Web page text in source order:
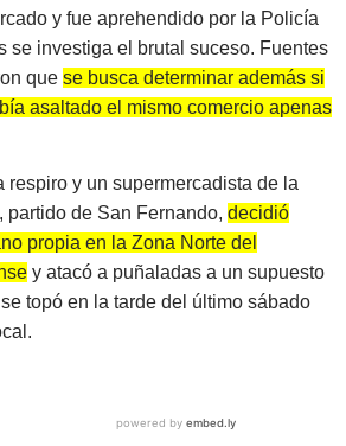
y fue aprehendido por la Policía
se investiga el brutal suceso. Fuentes
que se busca determinar además si
asaltado el mismo comercio apenas
respiro y un supermercadista de la
partido de San Fernando, decidió
propia en la Zona Norte del
y atacó a puñaladas a un supuesto
topó en la tarde del último sábado